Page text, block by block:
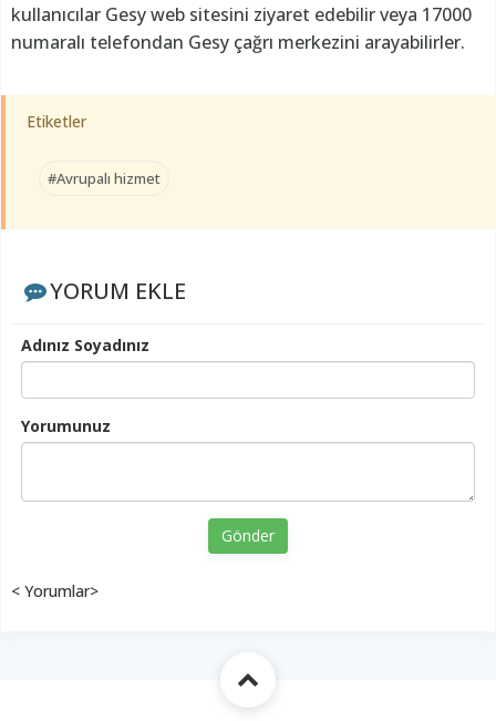
kullanıcılar Gesy web sitesini ziyaret edebilir veya 17000
numaralı telefondan Gesy çağrı merkezini arayabilirler.
Etiketler
#Avrupalı hizmet
YORUM EKLE
Adınız Soyadınız
Yorumunuz
Gönder
< Yorumlar>